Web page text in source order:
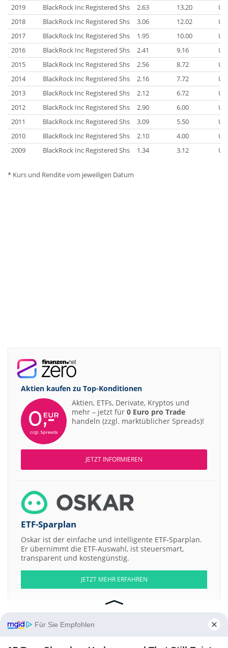
2019
BlackRock Inc Registered Shs 2.63 13.20
2018
BlackRock Inc Registered Shs 3.06 12.02
2017
BlackRock Inc Registered Shs 1.95 10.00
2016
BlackRock Inc Registered Shs 2.41 9.16
2015
BlackRock Inc Registered Shs 2.56 8.72
2014
BlackRock Inc Registered Shs 2.16 7.72
2013
BlackRock Inc Registered Shs 2.12 6.72
2012
BlackRock Inc Registered Shs 2.90 6.00
2011
BlackRock Inc Registered Shs 3.09 5.50
2010
BlackRock Inc Registered Shs 2.10 4.00
2009
BlackRock Inc Registered Shs 1.34 3.12
* Kurs und Rendite vom jeweiligen Datum
Aktien kaufen zu Top-Konditionen
Aktien, ETFs, Derivate, Kryptos und
mehr – jetzt für 0 Euro pro Trade
handeln (zzgl. marktüblicher Spreads)!
JETZT INFORMIEREN
ETF-Sparplan
Oskar ist der einfache und intelligente ETF-Sparplan.
Er übernimmt die ETF-Auswahl, ist steuersmart,
transparent und kostengünstig.
JETZT MEHR ERFAHREN
Für Sie Empfohlen